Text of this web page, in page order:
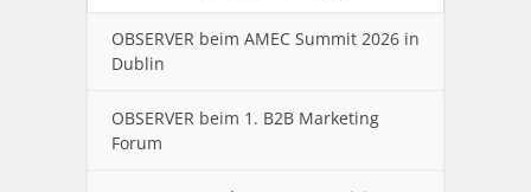
OBSERVER beim AMEC Summit 2026 in
Dublin
OBSERVER beim 1. B2B Marketing
Forum